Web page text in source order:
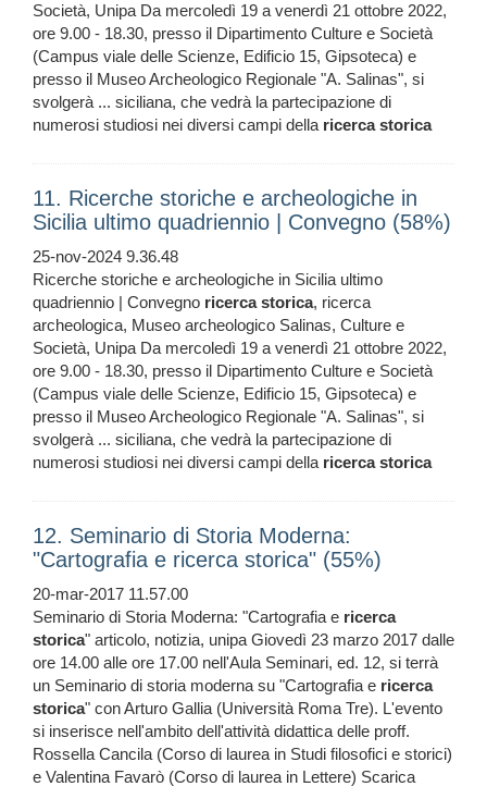
Società, Unipa Da mercoledì 19 a venerdì 21 ottobre 2022,
ore 9.00 - 18.30, presso il Dipartimento Culture e Società
(Campus viale delle Scienze, Edificio 15, Gipsoteca) e
presso il Museo Archeologico Regionale "A. Salinas", si
svolgerà ... siciliana, che vedrà la partecipazione di
numerosi studiosi nei diversi campi della ricerca storica
11. Ricerche storiche e archeologiche in
Sicilia ultimo quadriennio | Convegno (58%)
25-nov-2024 9.36.48
Ricerche storiche e archeologiche in Sicilia ultimo
quadriennio | Convegno ricerca storica, ricerca
archeologica, Museo archeologico Salinas, Culture e
Società, Unipa Da mercoledì 19 a venerdì 21 ottobre 2022,
ore 9.00 - 18.30, presso il Dipartimento Culture e Società
(Campus viale delle Scienze, Edificio 15, Gipsoteca) e
presso il Museo Archeologico Regionale "A. Salinas", si
svolgerà ... siciliana, che vedrà la partecipazione di
numerosi studiosi nei diversi campi della ricerca storica
12. Seminario di Storia Moderna:
"Cartografia e ricerca storica" (55%)
20-mar-2017 11.57.00
Seminario di Storia Moderna: "Cartografia e ricerca
storica" articolo, notizia, unipa Giovedì 23 marzo 2017 dalle
ore 14.00 alle ore 17.00 nell'Aula Seminari, ed. 12, si terrà
un Seminario di storia moderna su "Cartografia e ricerca
storica" con Arturo Gallia (Università Roma Tre). L'evento
si inserisce nell'ambito dell'attività didattica delle proff.
Rossella Cancila (Corso di laurea in Studi filosofici e storici)
e Valentina Favarò (Corso di laurea in Lettere) Scarica